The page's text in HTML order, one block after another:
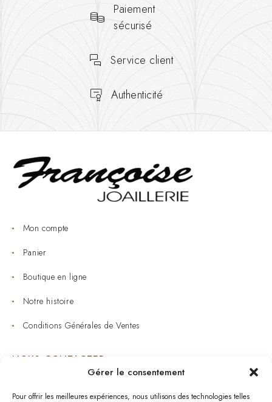
Gérer le consentement
Pour offrir les meilleures expériences, nous utilisons des technologies telles
Paiement
sécurisé
Service client
Authenticité
Mon compte
Panier
Boutique en ligne
Notre histoire
Conditions Générales de Ventes
NOUS CONTACTER